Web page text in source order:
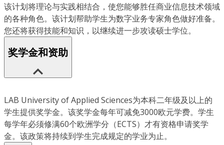
该计划将理论与实践相结合，使您能够胜任商业信息技术领域
的各种角色。该计划帮助学生为数字业务专家角色做好准备。
您还将获得技能和知识，以继续进一步攻读硕士学位。
奖学金和资助
LAB University of Applied Sciences为本科二年级及以上的
学生提供奖学金。该奖学金每年可减免3000欧元学费。学生
每学年必须修满60个欧洲学分（ECTS）才有资格申请奖学
金。该政策将持续到学生完成规定的学业为止。